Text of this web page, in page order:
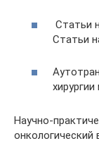
Статьи
Статьи
Научно-
онкологический